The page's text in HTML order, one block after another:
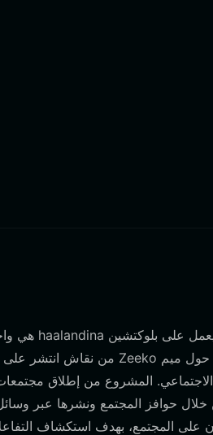
المشروع من إطلاق
خلال حوافز المجتمع ونشرها عبر
على المجتمع، بهدف استكشاف